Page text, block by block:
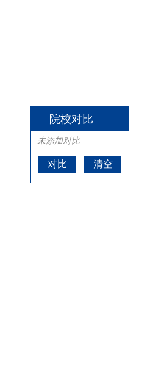
院校对比
未添加对比
对比 清空